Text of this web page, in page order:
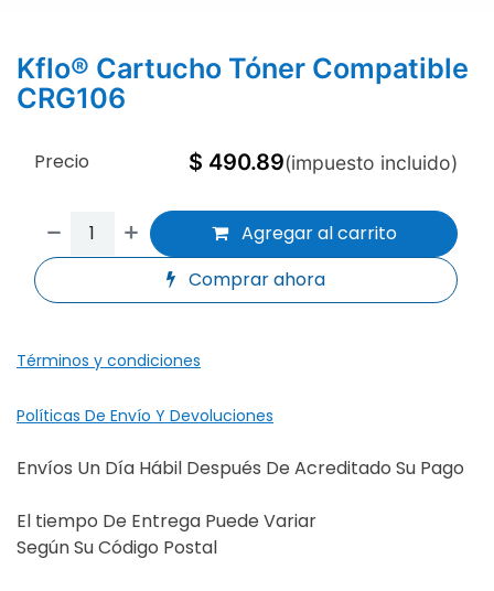
Kflo® Cartucho Tóner Compatible
CRG106
Agregar al carrito
Comprar ahora
Precio $ 490.89(impuesto incluido)
Términos y condiciones
Políticas De Envío Y Devoluciones
Envíos Un Día Hábil Después De Acreditado Su Pago
El tiempo De Entrega Puede Variar
Según Su Código Postal